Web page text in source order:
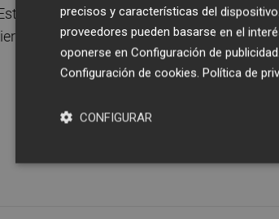
se mueva ante la indefensión de
no hace nada por ellos", han añadido
precisos y características del
proveedores pueden basarse en el
oponerse en Configuración de publicidad
Configuración de cookies. Política de
CONFIGURAR